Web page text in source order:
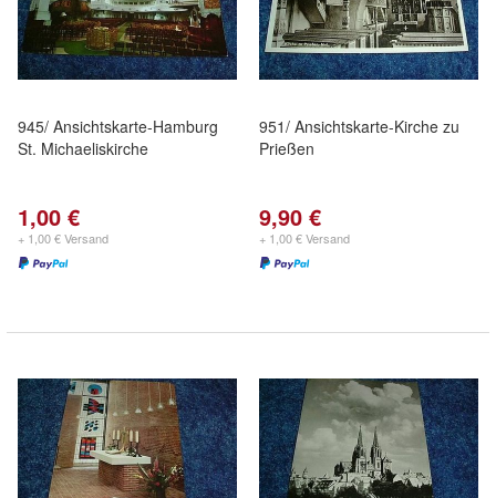
945/ Ansichtskarte-Hamburg
St. Michaeliskirche
1,00 €
+ 1,00 € Versand
951/ Ansichtskarte-Kirche zu
Prießen
9,90 €
+ 1,00 € Versand